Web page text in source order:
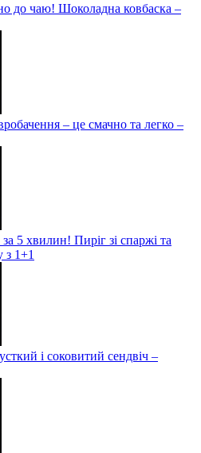
до чаю! Шоколадна ковбаска –
– це смачно та легко –
5 хвилин! Пиріг зі спаржі та
з 1+1
і соковитий сендвіч –